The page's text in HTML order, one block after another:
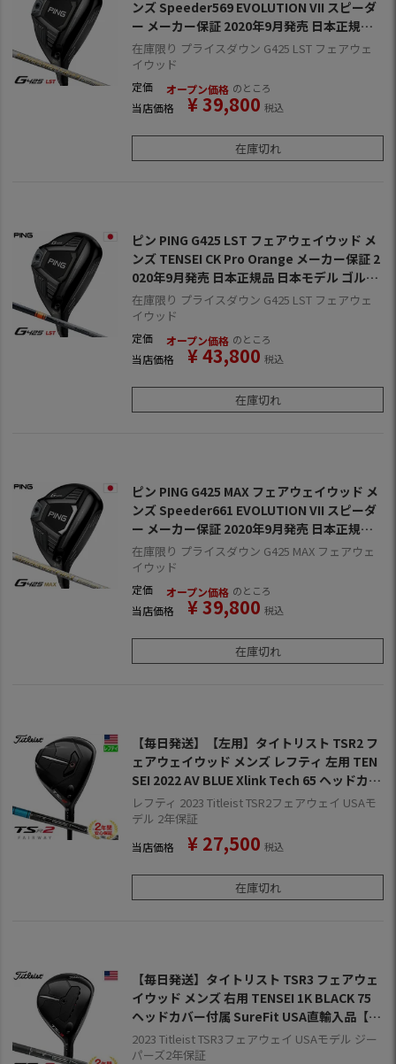
ンズ Speeder569 EVOLUTION VII スピーダ
ー メーカー保証 2020年9月発売 日本正規品
日本モデル ゴルフ ゴルフクラブ 右用 右打ち
右利き スピーダーエボリューション7
在庫限り プライスダウン G425 LST フェアウェ
イウッド
定価 オープン価格 のところ
当店価格 ¥39,800 税込
在庫切れ
ピン PING G425 LST フェアウェイウッド メ
ンズ TENSEI CK Pro Orange メーカー保証 2
020年9月発売 日本正規品 日本モデル ゴルフ
ゴルフクラブ 右用 右打ち 右利き テンセイ C
K プロオレンジ
在庫限り プライスダウン G425 LST フェアウェ
イウッド
定価 オープン価格 のところ
当店価格 ¥43,800 税込
在庫切れ
ピン PING G425 MAX フェアウェイウッド メ
ンズ Speeder661 EVOLUTION VII スピーダ
ー メーカー保証 2020年9月発売 日本正規品
日本モデル ゴルフ ゴルフクラブ 右用 右打ち
右利き スピーダーエボリューション7
在庫限り プライスダウン G425 MAX フェアウェ
イウッド
定価 オープン価格 のところ
当店価格 ¥39,800 税込
在庫切れ
【毎日発送】【左用】タイトリスト TSR2 フ
ェアウェイウッド メンズ レフティ 左用 TEN
SEI 2022 AV BLUE Xlink Tech 65 ヘッドカバ
ー付属 SureFit USA直輸入品【2022年9月発
売】【2023年モデル】【2年保証】
レフティ 2023 Titleist TSR2フェアウェイ USAモ
デル 2年保証
当店価格 ¥ 27,500 税込
在庫切れ
【毎日発送】タイトリスト TSR3 フェアウェ
イウッド メンズ 右用 TENSEI 1K BLACK 75
ヘッドカバー付属 SureFit USA直輸入品【20
22年9月発売】【2023年モデル】【2年保
証】
2023 Titleist TSR3フェアウェイ USAモデル ジー
パーズ2年保証